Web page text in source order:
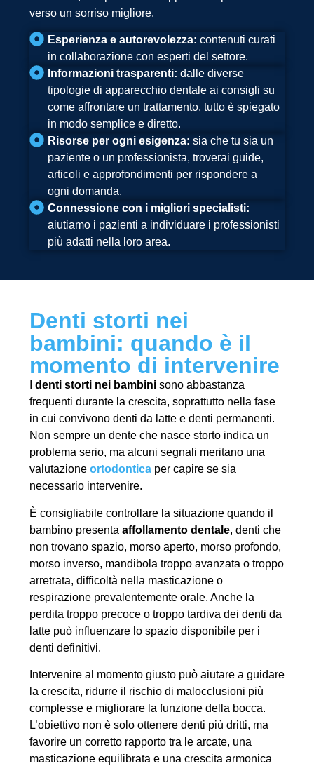
verso un sorriso migliore.
Esperienza e autorevolezza: contenuti curati
in collaborazione con esperti del settore.
Informazioni trasparenti: dalle diverse
tipologie di apparecchio dentale ai consigli su
come affrontare un trattamento, tutto è spiegato
in modo semplice e diretto.
Risorse per ogni esigenza: sia che tu sia un
paziente o un professionista, troverai guide,
articoli e approfondimenti per rispondere a
ogni domanda.
Connessione con i migliori specialisti:
aiutiamo i pazienti a individuare i professionisti
più adatti nella loro area.
Denti storti nei
bambini: quando è il
momento di intervenire
denti storti nei bambini sono abbastanza
frequenti durante la crescita, soprattutto nella fase
in cui convivono denti da latte e denti permanenti.
Non sempre un dente che nasce storto indica un
problema serio, ma alcuni segnali meritano una
valutazione ortodontica per capire se sia
necessario intervenire.
È consigliabile controllare la situazione quando il
bambino presenta affollamento dentale, denti che
non trovano spazio, morso aperto, morso profondo,
morso inverso, mandibola troppo avanzata o troppo
arretrata, difficoltà nella masticazione o
respirazione prevalentemente orale. Anche la
perdita troppo precoce o troppo tardiva dei denti da
latte può influenzare lo spazio disponibile per i
denti definitivi.
Intervenire al momento giusto può aiutare a guidare
la crescita, ridurre il rischio di malocclusioni più
complesse e migliorare la funzione della bocca.
L’obiettivo non è solo ottenere denti più dritti, ma
favorire un corretto rapporto tra le arcate, una
masticazione equilibrata e una crescita armonica